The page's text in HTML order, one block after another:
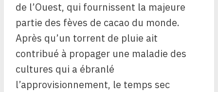
de l’Ouest, qui fournissent la majeure
partie des fèves de cacao du monde.
Après qu’un torrent de pluie ait
contribué à propager une maladie des
cultures qui a ébranlé
l’approvisionnement, le temps sec